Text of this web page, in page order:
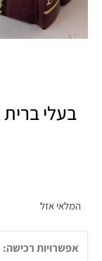
בעלי
המלאי אזל
אפשרויות רכישה: